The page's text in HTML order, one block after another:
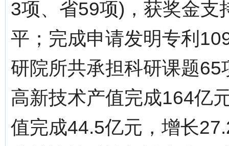
3项、省59项)，获奖金支
平；完成申请发明专利
研院所共承担科研课题
高新技术产值完成164亿
值完成44.5亿元，增长